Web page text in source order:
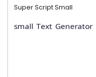
Super Script Small
ˢᵐᵃˡˡ ᵀᵉˣᵗ ᴳᵉⁿᵉʳᵃᵗᵒʳ